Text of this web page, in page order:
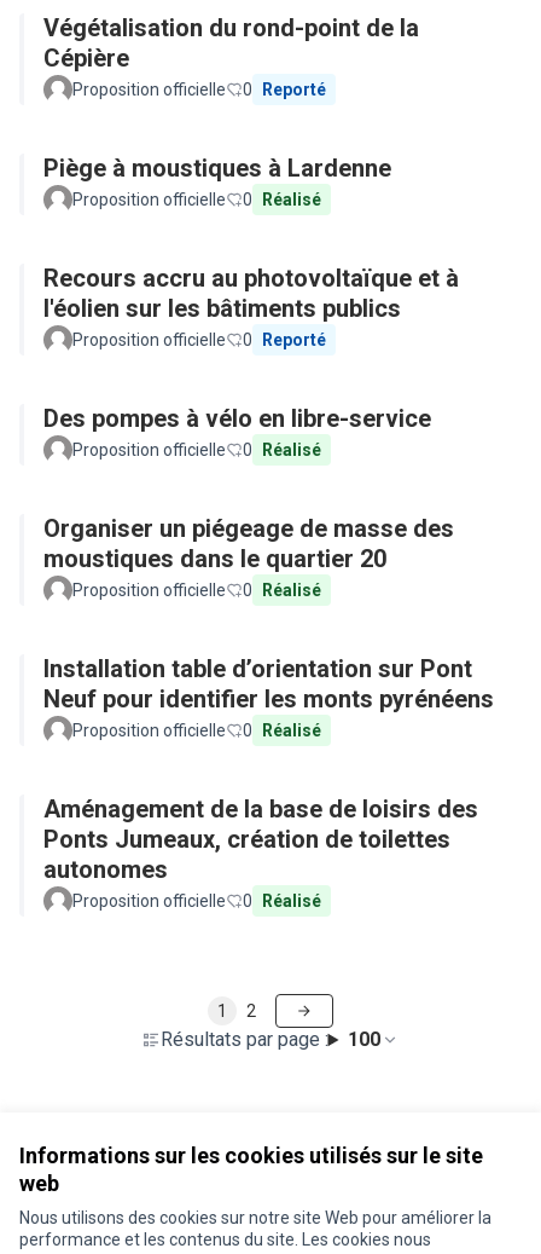
Informations sur les cookies utilisés sur le site
web
Nous utilisons des cookies sur notre site Web pour améliorer la
performance et les contenus du site. Les cookies nous
Végétalisation du rond-point de la
Cépière
Proposition officielle 0 Reporté
Piège à moustiques à Lardenne
Proposition officielle 0 Réalisé
Recours accru au photovoltaïque et à
l'éolien sur les bâtiments publics
Proposition officielle 0 Reporté
Des pompes à vélo en libre-service
Proposition officielle 0 Réalisé
Organiser un piégeage de masse des
moustiques dans le quartier 20
Proposition officielle 0 Réalisé
Installation table d’orientation sur Pont
Neuf pour identifier les monts pyrénéens
Proposition officielle 0 Réalisé
Aménagement de la base de loisirs des
Ponts Jumeaux, création de toilettes
autonomes
Proposition officielle 0 Réalisé
Résultats par page : 100
1 2
Conditions d'utilisation
Paramètres des cookies